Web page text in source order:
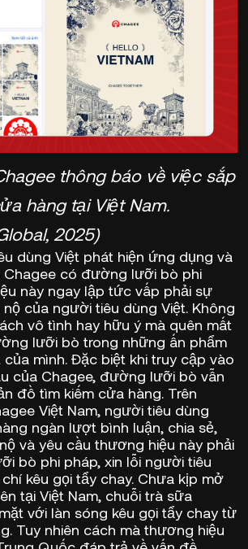
thông báo về việc sắp
hàng tại Việt Nam.
2025)
dùng Việt phát hiện ứng dụng và
có đường lưỡi bò phi
này ngay lập tức vấp phải sự
của người tiêu dùng Việt. Không
vô tình hay hữu ý mà quên mất
lưỡi bò trong những ấn phẩm
mình. Đặc biệt khi truy cập vào
của Chagee, đường lưỡi bò vẫn
đồ tìm kiếm cửa hàng. Trên
Việt Nam, người tiêu dùng
ngàn lượt bình luận, chia sẻ,
và yêu cầu thương hiệu này phải
bò phi pháp, xin lỗi người tiêu
kêu gọi tẩy chay. Chưa kịp mở
tại Việt Nam, chuỗi trà sữa
với làn sóng kêu gọi tẩy chay từ
Tuy nhiên cách mà thương hiệu